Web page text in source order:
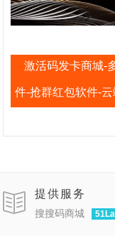
激活码发卡商城-
件-抢群红包软件-
提供服务
搜搜码商城 51La